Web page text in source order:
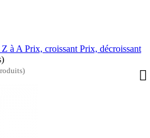
à A Prix, croissant Prix, décroissant